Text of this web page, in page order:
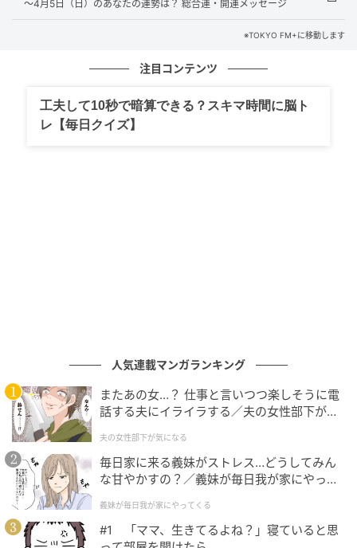
～4月5日（日）のあなたの運勢は？ 総合運・開運メッセージ
※TOKYO FM+に移動します
注目コンテンツ
工夫して10秒で暗算できる？スキマ時間に脳ト
レ【毎日クイズ】
人気連載マンガランキング
またあの女…？ 仕事と言いつつ楽しそうに電
話する夫にイライラする／夫の女性部下が気
夫の女性部下が気になる
毎日家に来る義妹がストレス…どうしてみん
な甘やかすの？／義妹が毎日我が家にやって
が】
義妹が毎日我が家にやってくる
#1 「ママ、生きてるよね？」寝ていると思